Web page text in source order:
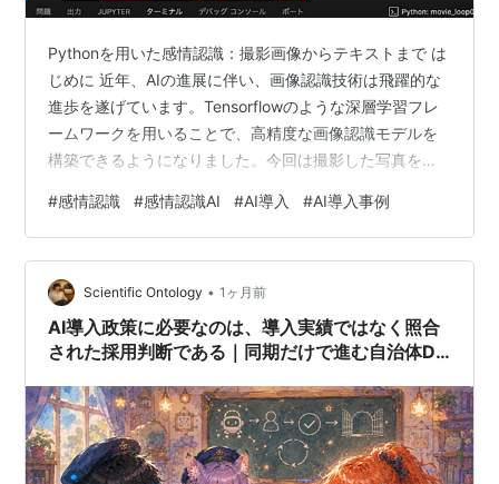
Pythonを用いた感情認識：撮影画像からテキストまで は
じめに 近年、AIの進展に伴い、画像認識技術は飛躍的な
進歩を遂げています。Tensorflowのような深層学習フレ
ームワークを用いることで、高精度な画像認識モデルを
構築できるようになりました。今回は撮影した写真を
す。 書いているのはこんな人
marcoporlo.hatenablog.com Pythonによる感情認識の基
礎 Pythonによる感情分析はもととなるデータがテキスト
の場合、画像・映像の場合、音声の場合があります。 今
回はこの中でテキストの感情認識と画像・映像の感情認
識を…
#感情認識 #感情認識AI #AI導入 #AI導入事例
Scientific Ontology • 1ヶ月前
AI導入政策に必要なのは、導入実績ではなく照合
された採用判断である｜同期だけで進む自治体DX